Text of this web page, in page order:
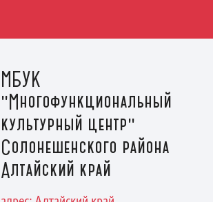
МБУК
"Многофункциональный
культурный центр"
Солонешенского района
Алтайский край